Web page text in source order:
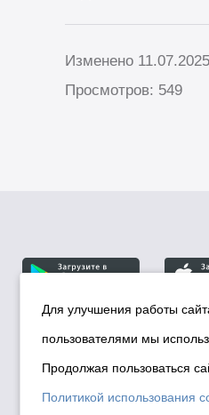
Изменено
Просмотров: 549
© Департамент
города Новосибирска,
Политика
Для улучшения работы
пользователями мы
Продолжая пользоваться
Политикой использования